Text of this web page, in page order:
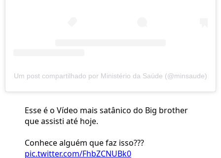
Um post compartilhado por Ministério da Saúde (@minsaude)
Esse é o Vídeo mais satânico do Big brother
que assisti até hoje.
Conhece alguém que faz isso???
pic.twitter.com/FhbZCNUBk0